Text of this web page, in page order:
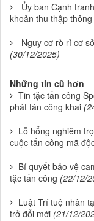
Ủy ban Cạnh
khoản thu thập
Nguy cơ rò rỉ cơ
(30/12/2025)
Những tin cũ hơn
Tin tặc tấn công
phát tán công khai
Lỗ hổng nghiêm
cuộc tấn công mã
Bí quyết bảo vệ
tặc tấn công (22/12/
Luật Trí tuệ nhân
trở đổi mới (21/12/